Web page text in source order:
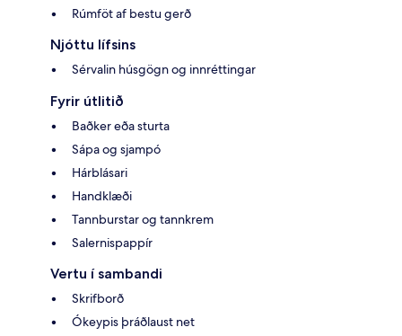
Rúmföt af bestu gerð
Njóttu lífsins
Sérvalin húsgögn og innréttingar
Fyrir útlitið
Baðker eða sturta
Sápa og sjampó
Hárblásari
Handklæði
Tannburstar og tannkrem
Salernispappír
Vertu í sambandi
Skrifborð
Ókeypis þráðlaust net